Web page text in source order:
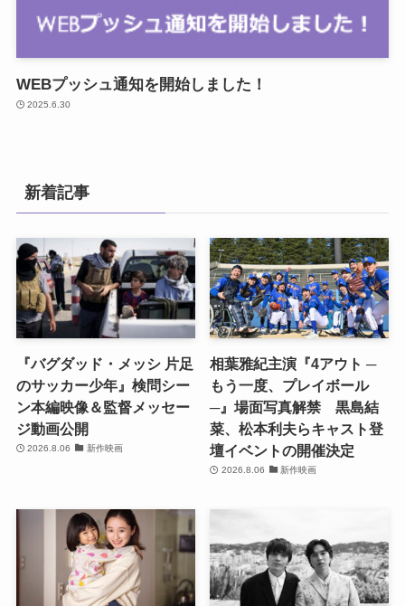
WEBプッシュ通知を開始しました！
2025.6.30
新着記事
『バグダッド・メッシ 片足
のサッカー少年』検問シー
ン本編映像＆監督メッセー
ジ動画公開
2026.8.06 新作映画
相葉雅紀主演『4アウト ─
もう一度、プレイボール
─』場面写真解禁 黒島結
菜、松本利夫らキャスト登
壇イベントの開催決定
2026.8.06 新作映画